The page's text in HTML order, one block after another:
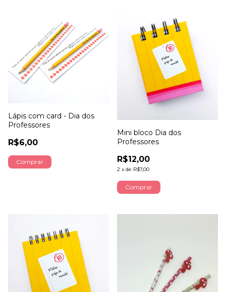
Lápis com card - Dia dos
Professores
R$6,00
Mini bloco Dia dos
Professores
R$12,00
2 x de R$7,00